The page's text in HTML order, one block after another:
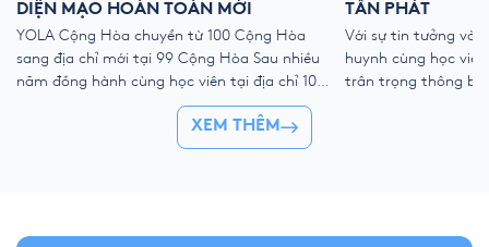
DIỆN MẠO HOÀN TOÀN MỚI
YOLA Cộng Hòa chuyển từ 100 Cộng Hòa
sang địa chỉ mới tại 99 Cộng Hòa Sau nhiều
năm đồng hành cùng học viên tại địa chỉ 100
Cộng Hòa, phường Tân Sơn Nhất, TP.HCM,
YOLA Cộng Hòa chính thức chuyển sang
“ngôi nhà mới” tại: 📍 99 Cộng Hòa, phường
TẤN PHÁT
Với sự tin tưởng và
huynh cùng học
trân trọng thông
XEM THÊM